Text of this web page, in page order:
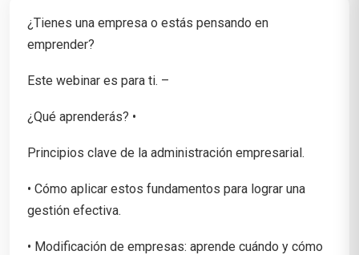
¿Tienes una empresa o estás pensando en
emprender?
Este webinar es para ti. –
¿Qué aprenderás? •
Principios clave de la administración empresarial.
• Cómo aplicar estos fundamentos para lograr una
gestión efectiva.
• Modificación de empresas: aprende cuándo y cómo